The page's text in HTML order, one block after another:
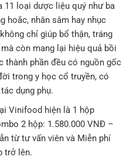
11 loại dược liệu quý như ba
hoắc, nhân sâm hay nhục
chỉ giúp bổ thận, tráng
còn mang lại hiệu quả bồi
thành phần đều có nguồn gốc
trong y học cổ truyền, có
dụng phụ.
Vinifood hiện là 1 hộp
2 hộp: 1.580.000 VNĐ –
từ tư vấn viên và Miễn phí
trở lên.